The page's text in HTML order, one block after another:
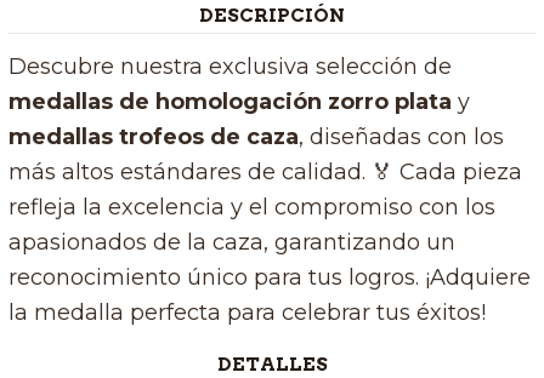
DESCRIPCIÓN
Descubre nuestra exclusiva selección de
medallas de homologación zorro plata y
medallas trofeos de caza, diseñadas con los
más altos estándares de calidad. 🏅 Cada pieza
refleja la excelencia y el compromiso con los
apasionados de la caza, garantizando un
reconocimiento único para tus logros. ¡Adquiere
la medalla perfecta para celebrar tus éxitos!
DETALLES